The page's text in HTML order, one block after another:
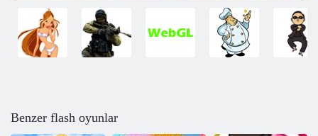
Benzer flash oyunlar